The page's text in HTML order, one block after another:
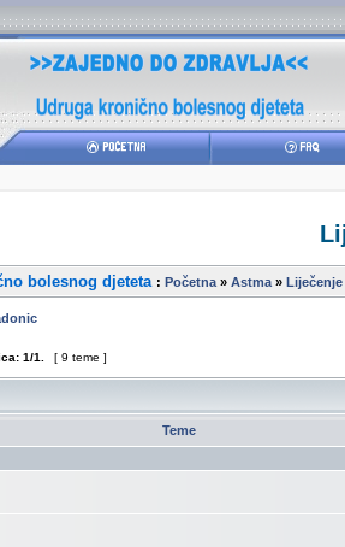
bolesnog djeteta : Početna » Astma »
1/1 [ 9 teme ]
Teme